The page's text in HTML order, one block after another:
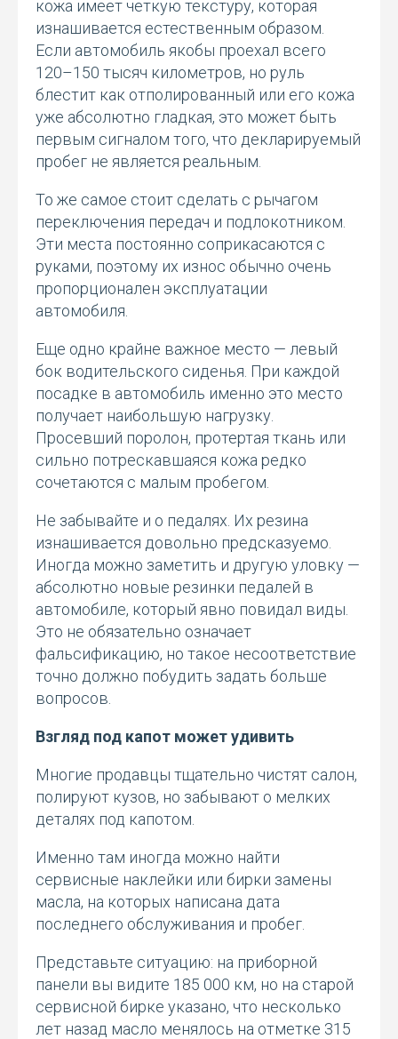
кожа имеет четкую текстуру, которая
изнашивается естественным образом.
Если автомобиль якобы проехал всего
120–150 тысяч километров, но руль
блестит как отполированный или его кожа
уже абсолютно гладкая, это может быть
первым сигналом того, что декларируемый
пробег не является реальным.
То же самое стоит сделать с рычагом
переключения передач и подлокотником.
Эти места постоянно соприкасаются с
руками, поэтому их износ обычно очень
пропорционален эксплуатации
автомобиля.
Еще одно крайне важное место — левый
бок водительского сиденья. При каждой
посадке в автомобиль именно это место
получает наибольшую нагрузку.
Просевший поролон, протертая ткань или
сильно потрескавшаяся кожа редко
сочетаются с малым пробегом.
Не забывайте и о педалях. Их резина
изнашивается довольно предсказуемо.
Иногда можно заметить и другую уловку —
абсолютно новые резинки педалей в
автомобиле, который явно повидал виды.
Это не обязательно означает
фальсификацию, но такое несоответствие
точно должно побудить задать больше
вопросов.
Взгляд под капот может удивить
Многие продавцы тщательно чистят салон,
полируют кузов, но забывают о мелких
деталях под капотом.
Именно там иногда можно найти
сервисные наклейки или бирки замены
масла, на которых написана дата
последнего обслуживания и пробег.
Представьте ситуацию: на приборной
панели вы видите 185 000 км, но на старой
сервисной бирке указано, что несколько
лет назад масло менялось на отметке 315